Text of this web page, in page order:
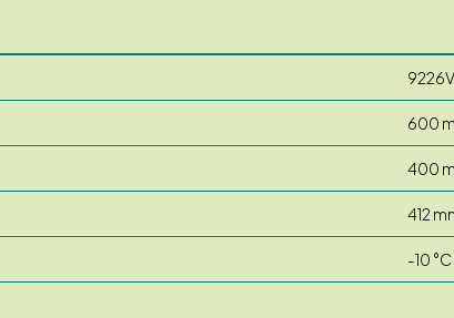
600
400
412
-10